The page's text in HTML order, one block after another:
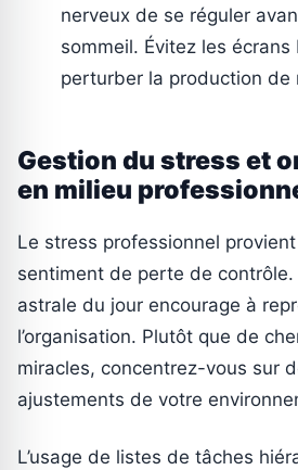
nerveux de se réguler
sommeil. Évitez les
perturber la production de
Gestion du stress et
en milieu
Le stress professionnel provient
sentiment de perte de
astrale du jour encourage à
l’organisation. Plutôt que de
miracles, concentrez-vous sur
ajustements de votre
L’usage de listes de tâches